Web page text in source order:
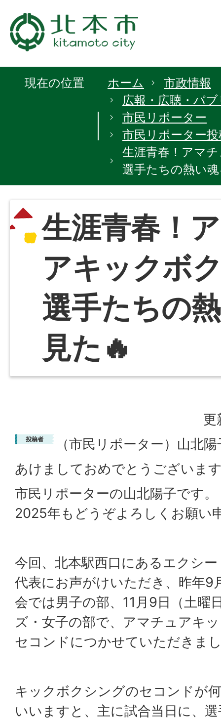
現在の位置 ホーム
市政情報
広報・広聴・パ
市民リポーター
市民リポーター
生涯青春！アマ
選手たちの熱い
生涯青春！
アキックボ
選手たちの
見た🔥
更
（市民リポーター）山北
あけましておめでとうございま
市民リポーターの山北陽子です。
2025年もどうぞよろしくお願い
今回、北本駅西口にあるエクシ
代表にお声がけいただき、昨年9
会では男子の部、11月9日（土曜
ズ・女子の部で、アマチュアキ
セコンドにつかせていただきま
キックボクシングのセコンドが
いいますと、主に試合当日に、